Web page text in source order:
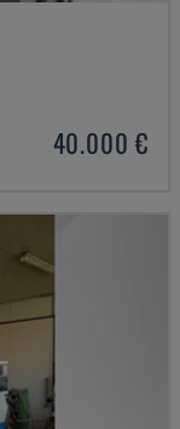
40.000 €